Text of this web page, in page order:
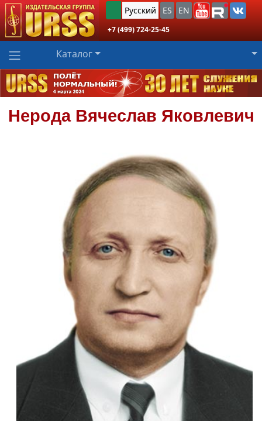
Русский ES EN
+7 (499) 724-25-45
Каталог
Нерода Вячеслав Яковлевич